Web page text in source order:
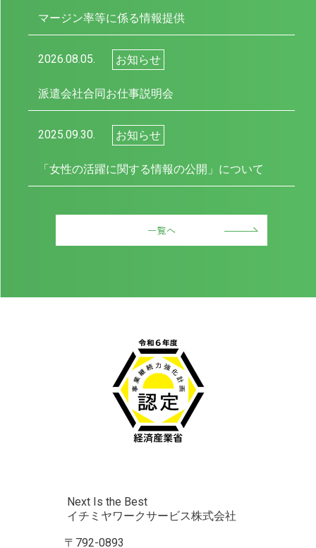
マージン率等に係る情報提供
2026.08.05. お知らせ
派遣会社合同お仕事説明会
2025.09.30. お知らせ
「女性の活躍に関する情報の公開」について
Next Is the Best
イチミヤワークサービス株式会社
〒792-0893